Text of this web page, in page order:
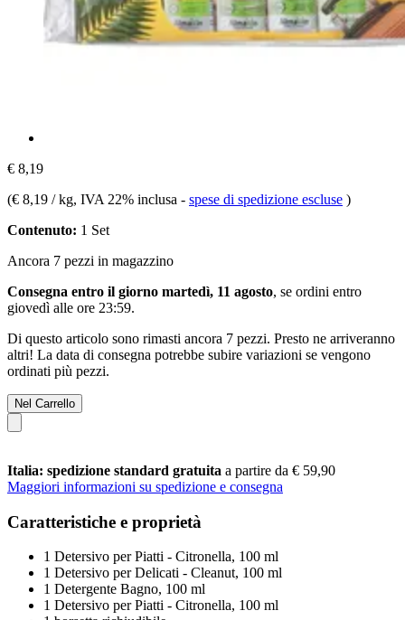
€ 8,19
(€ 8,19 / kg, IVA 22% inclusa - spese di spedizione escluse )
Contenuto: 1 Set
Ancora 7 pezzi in magazzino
Consegna entro il giorno martedì, 11 agosto, se ordini entro
giovedì alle ore 23:59.
Di questo articolo sono rimasti ancora 7 pezzi. Presto ne arriveranno
altri! La data di consegna potrebbe subire variazioni se vengono
ordinati più pezzi.
Nel Carrello
Italia: spedizione standard gratuita a partire da € 59,90
Maggiori informazioni su spedizione e consegna
Caratteristiche e proprietà
1 Detersivo per Piatti - Citronella, 100 ml
1 Detersivo per Delicati - Cleanut, 100 ml
1 Detergente Bagno, 100 ml
1 Detersivo per Piatti - Citronella, 100 ml